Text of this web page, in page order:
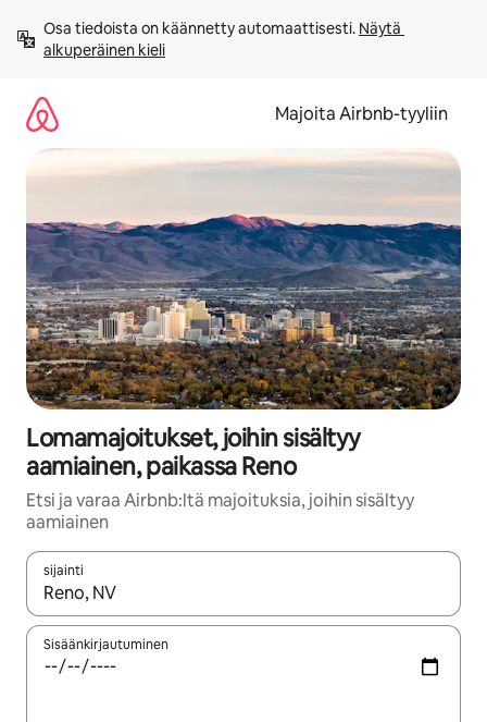
sisältö
väliin
Osa tiedoista on käännetty automaattisesti. Näytä
alkuperäinen kieli
Majoita Airbnb-tyyliin
Lomamajoitukset, joihin sisältyy
aamiainen, paikassa Reno
Etsi ja varaa Airbnb:ltä majoituksia, joihin sisältyy
aamiainen
sijainti
Kun tulokset ovat saatavilla, navigoi ylös- ja alas-
Sisäänkirjautuminen